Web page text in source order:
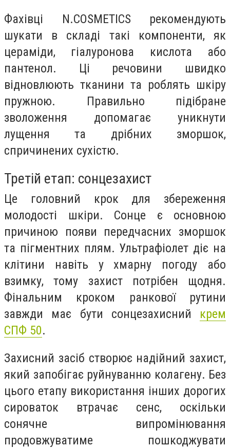
Фахівці N.COSMETICS рекомендують
шукати в складі такі компоненти, як
цераміди, гіалуронова кислота або
пантенол. Ці речовини швидко
відновлюють тканини та роблять шкіру
пружною. Правильно підібране
зволоження допомагає уникнути
лущення та дрібних зморшок,
спричинених сухістю.
Третій етап: сонцезахист
Це головний крок для збереження
молодості шкіри. Сонце є основною
причиною появи передчасних зморшок
та пігментних плям. Ультрафіолет діє на
клітини навіть у хмарну погоду або
взимку, тому захист потрібен щодня.
Фінальним кроком ранкової рутини
завжди має бути сонцезахисний крем
СПФ 50.
Захисний засіб створює надійний захист,
який запобігає руйнуванню колагену. Без
цього етапу використання інших дорогих
сироваток втрачає сенс, оскільки
сонячне випромінювання
продовжуватиме пошкоджувати